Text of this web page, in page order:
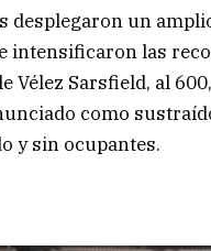
desplegaron un
intensificaron las
Vélez Sarsfield, al
como
y sin ocupantes.